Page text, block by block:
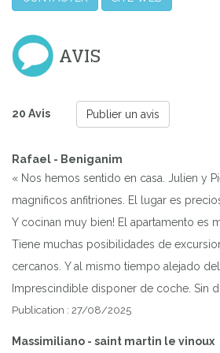
AVIS
20 Avis Publier un avis
Rafael - Beniganim
« Nos hemos sentido en casa. Julien y
magnificos anfitriones. El lugar es
Y cocinan muy bien! El apartamento es
Tiene muchas posibilidades de
cercanos. Y al mismo tiempo alejado
Imprescindible disponer de coche. Sin
Publication : 27/08/2025
Massimiliano - saint martin le vinoux